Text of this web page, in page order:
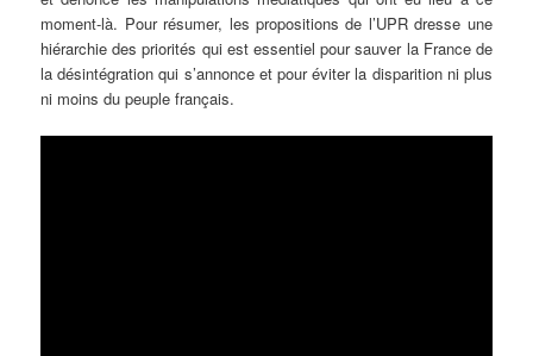
moment-là. Pour résumer, les propositions de l’UPR dresse une
hiérarchie des priorités qui est essentiel pour sauver la France de
la désintégration qui s’annonce et pour éviter la disparition ni plus
ni moins du peuple français.